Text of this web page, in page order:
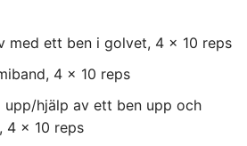
med ett ben i golvet, 4 x 10 reps
4 x 10 reps
upp/hjälp av ett ben upp och
4 x 10 reps